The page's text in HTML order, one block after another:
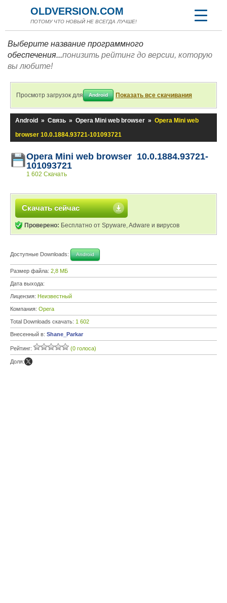
OLDVERSION.COM
ПОТОМУ ЧТО НОВЫЙ НЕ ВСЕГДА ЛУЧШЕ!
Выберите название программного
обеспечения...понизить рейтинг до версии, которую
вы любите!
Просмотр загрузок для Android Показать все скачивания
Android » Связь » Opera Mini web browser » Opera Mini web
browser 10.0.1884.93721-101093721
Opera Mini web browser 10.0.1884.93721-
101093721
1 602 Скачать
Скачать сейчас
Проверено: Бесплатно от Spyware, Adware и вирусов
Доступные Downloads: Android
Размер файла: 2,8 МБ
Дата выхода:
Лицензия: Неизвестный
Компания: Opera
Total Downloads скачать: 1 602
Внесенный в: Shane_Parkar
Рейтинг: (0 голоса)
Доля: